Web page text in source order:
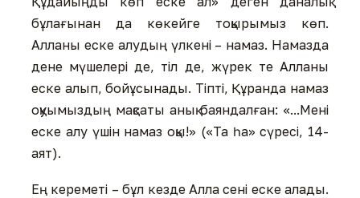
бұлағынан да көкейге тоқырымыз көп.
Алланы еске алудың үлкені – намаз. Намазда
дене мүшелері де, тіл де, жүрек те Алланы
еске алып, бойұсынады. Тіпті, Құранда намаз
оқуымыздың мақсаты анық баяндалған: «...Мені
еске алу үшін намаз оқы!» («Та һа» сүресі, 14-
аят).
Ең кереметі – бұл кезде Алла сені еске алады.